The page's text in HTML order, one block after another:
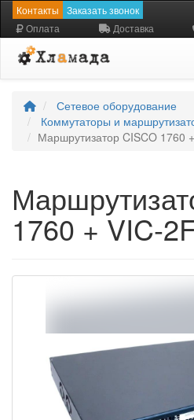
Контакты Заказать звонок
Оплата Доставка
Сетевое оборудование
Коммутаторы и
Маршрутизатор CISCO 1760
1760 + VIC-